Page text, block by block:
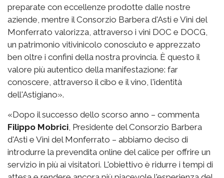
preparate con eccellenze prodotte dalle nostre
aziende, mentre il Consorzio Barbera d'Asti e Vini del
Monferrato valorizza, attraverso i vini DOC e DOCG,
un patrimonio vitivinicolo conosciuto e apprezzato
ben oltre i confini della nostra provincia. È questo il
valore più autentico della manifestazione: far
conoscere, attraverso il cibo e il vino, l'identità
dell'Astigiano».
«Dopo il successo dello scorso anno – commenta
Filippo Mobrici , Presidente del Consorzio Barbera
d'Asti e Vini del Monferrato – abbiamo deciso di
introdurre la prevendita online del calice per offrire un
servizio in più ai visitatori. L'obiettivo è ridurre i tempi di